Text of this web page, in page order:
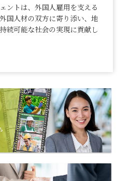
ントは、外国人雇用を支える
国人材の双方に寄り添い、地
続可能な社会の実現に貢献し